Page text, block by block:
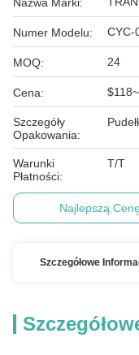
Numer Modelu: CYC-
MOQ: 24
Cena:
Szczegóły
Opakowania:
Warunki
Płatności:
T/T
Najlepszą Cenę
Szczegółowe